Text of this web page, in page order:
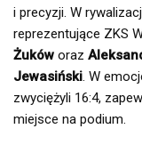
i precyzji. W
reprezentujące ZKS
Żuków oraz
Jewasiński. W
zwyciężyli 16:4,
miejsce na podium.